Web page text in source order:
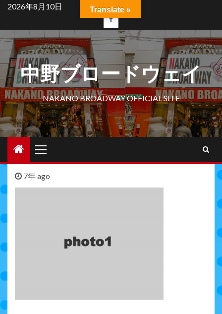
Skip
content
2026年8月10日
facebook
中野ブロードウェイ
NAKANO BROADWAY OFFICIAL SITE
Menu
7年 ago
Translate »